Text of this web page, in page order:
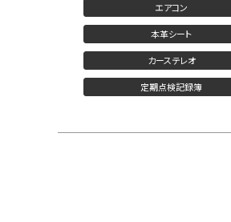
エアコン
本革シート
カーステレオ
定期点検記録簿